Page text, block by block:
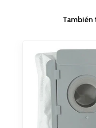
También